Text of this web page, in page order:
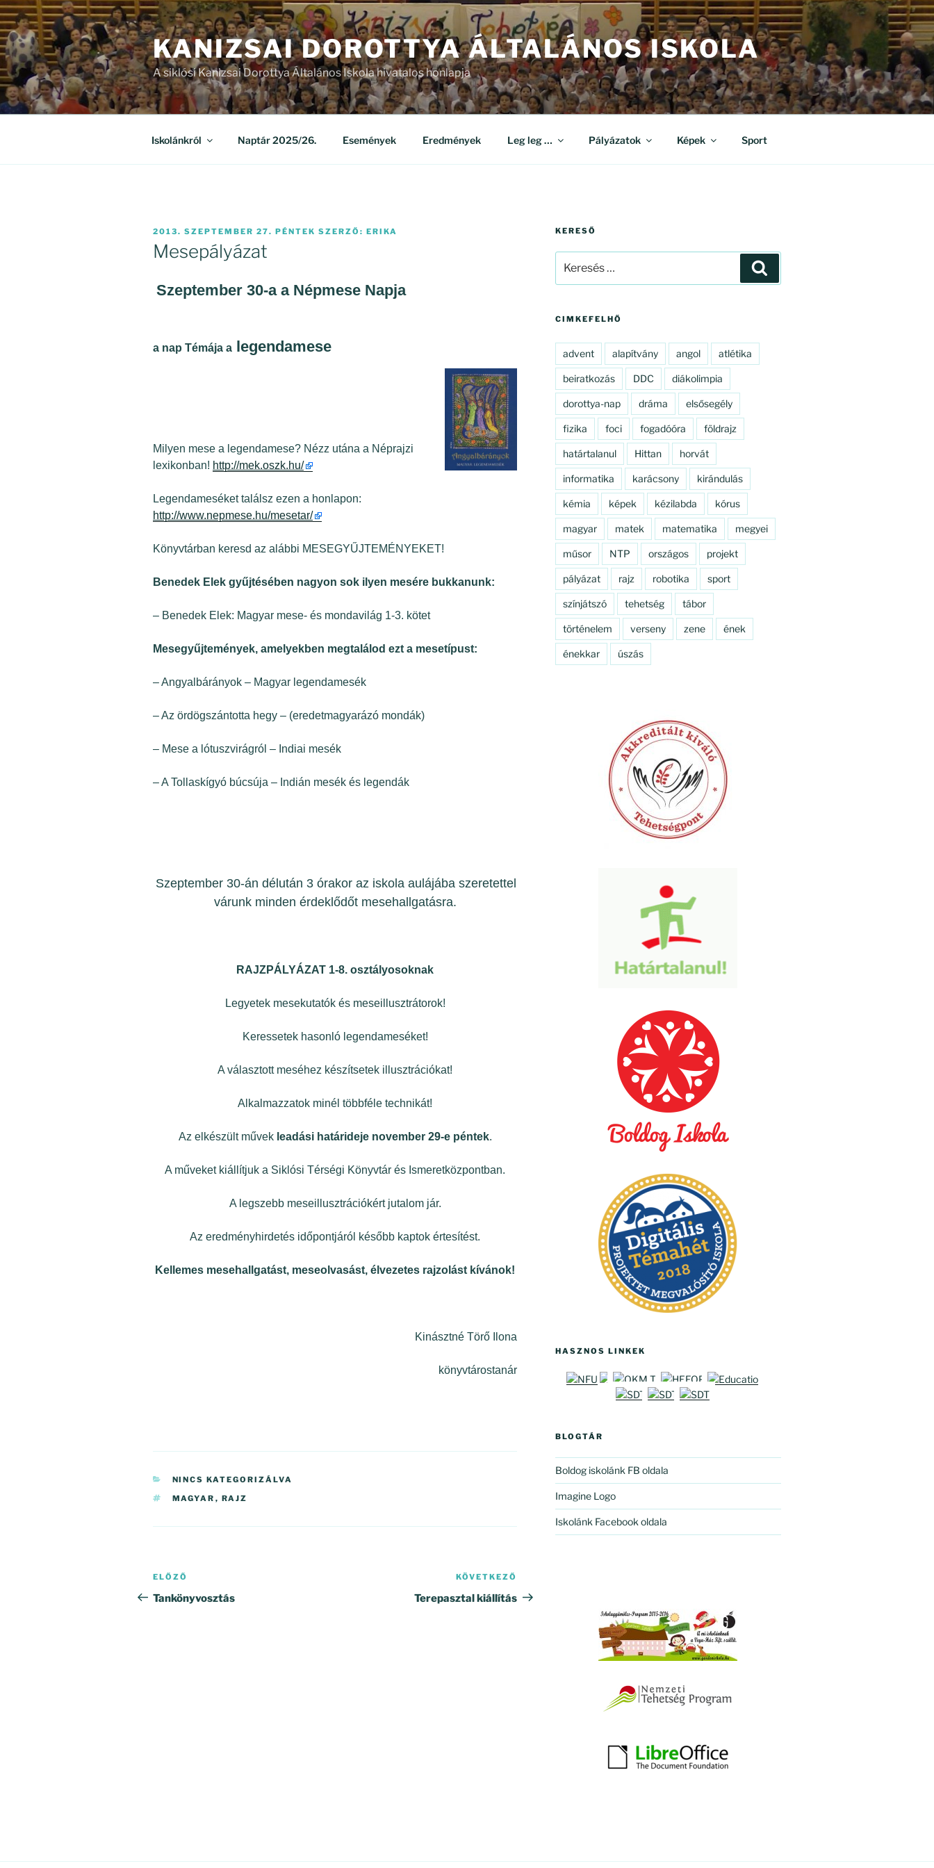
Tartalomhoz
KANIZSAI DOROTTYA ÁLTALÁNOS ISKOLA
A siklósi Kanizsai Dorottya Általános Iskola hivatalos honlapja
Iskolánkról Naptár 2025/26. Események Eredmények Leg leg … Pályázatok Képek Sport
BEKÜLDVE:
2013. SZEPTEMBER 27. PÉNTEK SZERZŐ: ERIKA
Mesepályázat
Szeptember 30-a a Népmese Napja
a nap Témája a legendamese
Milyen mese a legendamese? Nézz utána a Néprajzi
lexikonban! http://mek.oszk.hu/
Legendameséket találsz ezen a honlapon:
http://www.nepmese.hu/mesetar/
Könyvtárban keresd az alábbi MESEGYŰJTEMÉNYEKET!
Benedek Elek gyűjtésében nagyon sok ilyen mesére bukkanunk:
– Benedek Elek: Magyar mese- és mondavilág 1-3. kötet
Mesegyűjtemények, amelyekben megtalálod ezt a mesetípust:
– Angyalbárányok – Magyar legendamesék
– Az ördögszántotta hegy – (eredetmagyarázó mondák)
– Mese a lótuszvirágról – Indiai mesék
– A Tollaskígyó búcsúja – Indián mesék és legendák
Szeptember 30-án délután 3 órakor az iskola aulájába szeretettel
várunk minden érdeklődőt mesehallgatásra.
RAJZPÁLYÁZAT 1-8. osztályosoknak
Legyetek mesekutatók és meseillusztrátorok!
Keressetek hasonló legendameséket!
A választott meséhez készítsetek illusztrációkat!
Alkalmazzatok minél többféle technikát!
Az elkészült művek leadási határideje november 29-e péntek.
A műveket kiállítjuk a Siklósi Térségi Könyvtár és Ismeretközpontban.
A legszebb meseillusztrációkért jutalom jár.
Az eredményhirdetés időpontjáról később kaptok értesítést.
Kellemes mesehallgatást, meseolvasást, élvezetes rajzolást kívánok!
Kinásztné Törő Ilona
könyvtárostanár
KATEGÓRIÁK
NINCS KATEGORIZÁLVA
CÍMKÉK
MAGYAR , RAJZ
Bejegyzés
navigáció
Korábbi
bejegyzés
ELŐZŐ
Tankönyvosztás
bejegyzés
KÖVETKEZŐ
Terepasztal kiállítás
KERESŐ
következő
CIMKEFELHŐ
advent alapítvány angol atlétika
beiratkozás DDC diákolimpia
dorottya-nap dráma elsősegély
fizika foci fogadóóra földrajz
határtalanul Hittan horvát
informatika karácsony kirándulás
kémia képek kézilabda kórus
magyar matek matematika megyei
műsor NTP országos projekt
pályázat rajz robotika sport
színjátszó tehetség tábor
történelem verseny zene ének
énekkar úszás
HASZNOS LINKEK
BLOGTÁR
Boldog iskolánk FB oldala
Imagine Logo
Iskolánk Facebook oldala